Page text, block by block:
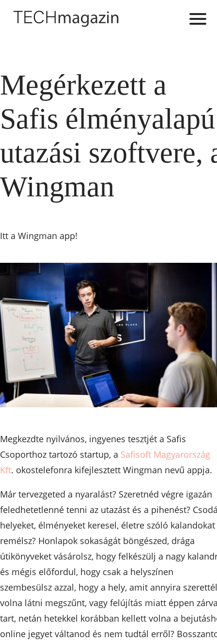
Megérkezett a
Safis élményalapú
utazási szoftvere,
Wingman
Itt a Wingman app!
Megkezdte nyilvános, ingyenes tesztjét a Safis
Csoporthoz tartozó startup, a Safisoft Magyarország
Kft. okostelefonra kifejlesztett Wingman nevű appja.
Már tervezgeted a nyaralást? Szeretnéd végre igazán
feledhetetlenné tenni az utazást és a pihenést?
helyeket, élményeket keresel, életre szóló kalandokat
remélsz? Honlapok sokaságát böngészed, drága
útikönyveket vásárolsz, hogy felkészülj a nagy
és mégis előfordul, hogy csak a helyszínen
szembesülsz azzal, hogy a hely, amit annyira szerettél
volna látni megszűnt, vagy felújítás miatt éppen
tart, netán hetekkel korábban kellett volna a
online jegyet váltanod és nem tudtál erről?